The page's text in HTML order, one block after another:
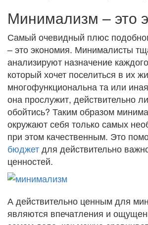
Минимализм – это
Самый очевидный плюс
– это экономия. Минималисты
анализируют назначение
который хочет поселиться в их
многофункциональна та или
она прослужит, действительно
обойтись? Таким образом
окружают себя только самых
при этом качественным. Это
бюджетдля действительно
ценностей.
А действительно ценным для
являются впечатления и